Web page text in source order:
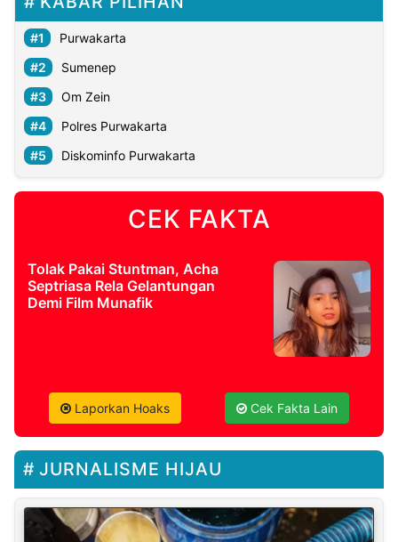
Purwakarta
Sumenep
Om Zein
Polres Purwakarta
Diskominfo Purwakarta
CEK FAKTA
Tolak Pakai Stuntman, Acha
Septriasa Rela Gelantungan
Demi Film Munafik
Laporkan Hoaks Cek Fakta Lain
JURNALISME HIJAU